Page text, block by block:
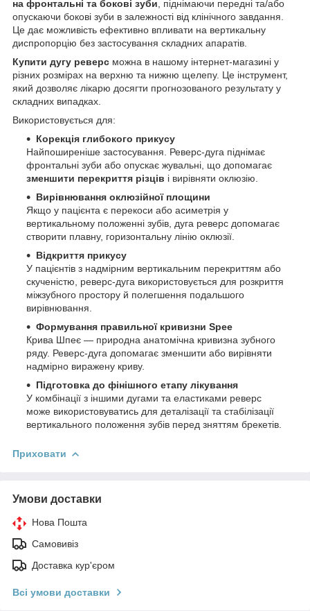
на фронтальні та бокові зуби , піднімаючи передні та/або
опускаючи бокові зуби в залежності від клінічного завдання.
Це дає можливість ефективно впливати на вертикальну
диспропорцію без застосування складних апаратів.
Купити дугу реверс можна в нашому інтернет-магазині у
різних розмірах на верхню та нижню щелепу. Це інструмент,
який дозволяє лікарю досягти прогнозованого результату у
складних випадках.
Використовується для:
Корекція глибокого прикусу
Найпоширеніше застосування. Реверс-дуга піднімає
фронтальні зуби або опускає жувальні, що допомагає
зменшити перекриття різців і вирівняти оклюзію.
Вирівнювання оклюзійної площини
Якщо у пацієнта є перекоси або асиметрія у
вертикальному положенні зубів, дуга реверс допомагає
створити плавну, горизонтальну лінію оклюзії.
Відкриття прикусу
У пацієнтів з надмірним вертикальним перекриттям або
скученістю, реверс-дуга використовується для розкриття
міжзубного простору й полегшення подальшого
вирівнювання.
Формування правильної кривизни Spee
Крива Шпеє — природна анатомічна кривизна зубного
ряду. Реверс-дуга допомагає зменшити або вирівняти
надмірно виражену криву.
Підготовка до фінішного етапу лікування
У комбінації з іншими дугами та еластиками реверс
може використовуватись для деталізації та стабілізації
вертикального положення зубів перед зняттям брекетів.
Приховати
Умови доставки
Нова Пошта
Самовивіз
Доставка кур'єром
Всі умови доставки